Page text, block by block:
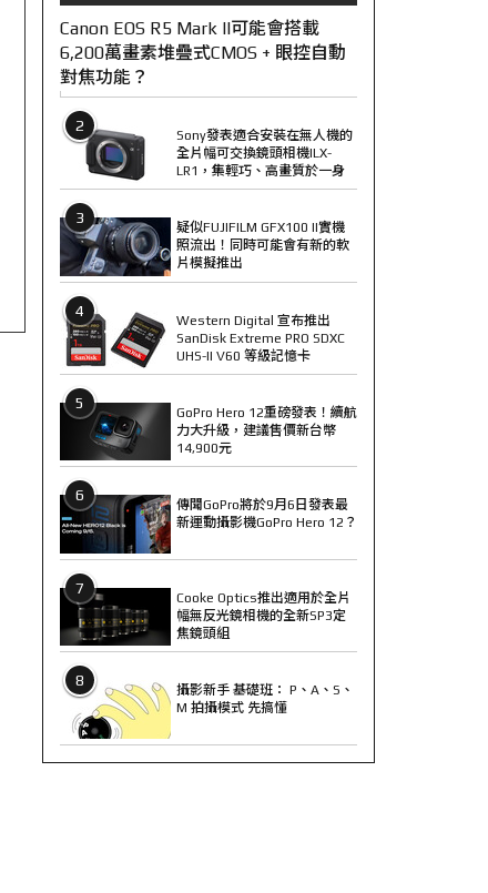
Canon EOS R5 Mark II可能會搭載
6,200萬畫素堆疊式CMOS + 眼控自動
對焦功能？
2
Sony發表適合安裝在無人機的
全片幅可交換鏡頭相機ILX-
LR1，集輕巧、高畫質於一身
3
疑似FUJIFILM GFX100 II實機
照流出！同時可能會有新的軟
片模擬推出
4
Western Digital 宣布推出
SanDisk Extreme PRO SDXC
UHS-II V60 等級記憶卡
5
GoPro Hero 12重磅發表！續航
力大升級，建議售價新台幣
14,900元
6
傳聞GoPro將於9月6日發表最
新運動攝影機GoPro Hero 12？
7
Cooke Optics推出適用於全片
幅無反光鏡相機的全新SP3定
焦鏡頭組
8
攝影新手 基礎班： P、A、S、
M 拍攝模式 先搞懂